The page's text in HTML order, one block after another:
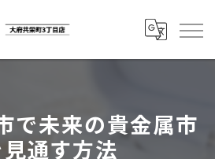
で未来の貴金属市
通す方法